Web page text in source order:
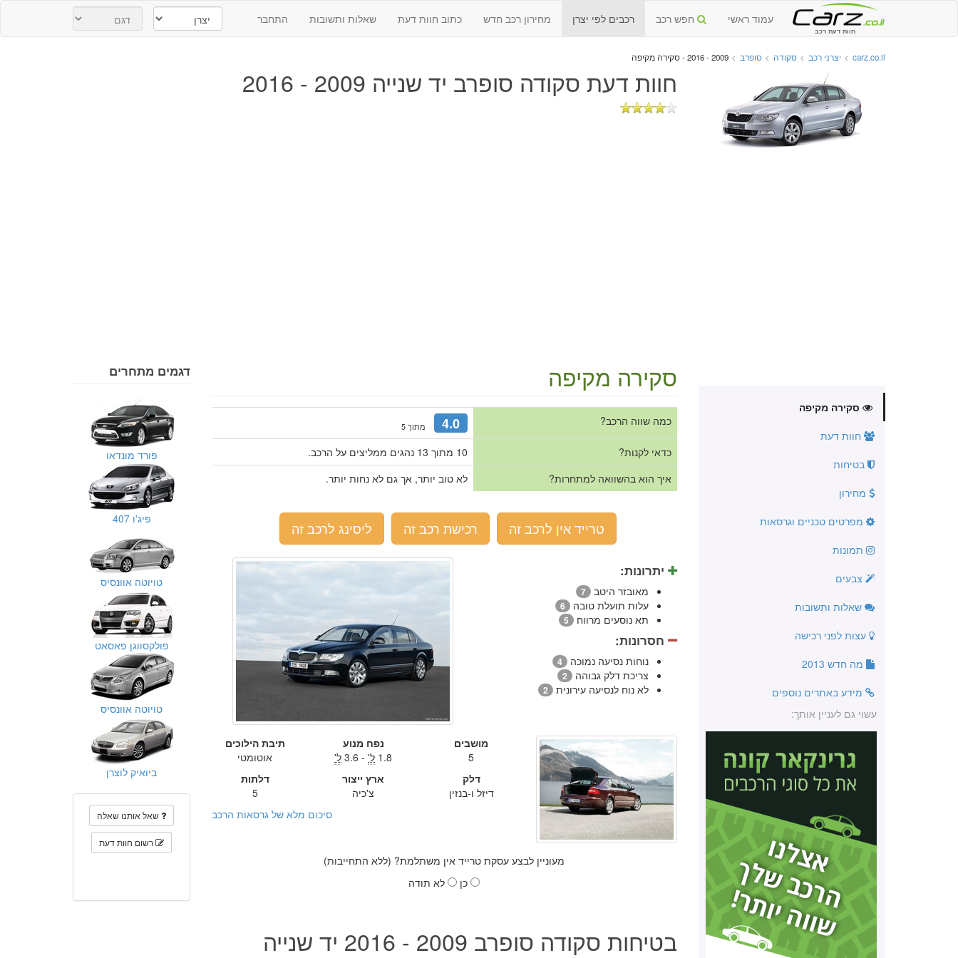
חוות דעת רכב
עמוד ראשי חפש רכב רכבים לפי יצרן מחירון רכב חדש כתוב חוות דעת שאלות ותשובות התחבר
carz.co.il
> יצרני רכב > סקודה > סופרב > 2009 - 2016 - סקירה מקיפה
חוות דעת סקודה סופרב יד שנייה 2009 - 2016
סקירה מקיפה
חוות דעת
בטיחות
מחירון
מפרטים טכניים וגרסאות
תמונות
צבעים
שאלות ותשובות
עצות לפני רכישה
מה חדש 2013
מידע באתרים נוספים
עשוי גם לעניין אותך:
סקירה מקיפה
כמה שווה הרכב? 4.0 מתוך 5
כדאי לקנות?
10 מתוך 13 נהגים ממליצים על הרכב.
איך הוא בהשוואה למתחרות?
לא טוב יותר, אך גם לא נחות יותר.
טרייד אין לרכב זה רכישת רכב זה ליסינג לרכב זה
יתרונות:
מאובזר היטב 7
עלות תועלת טובה 6
תא נוסעים מרווח 5
חסרונות:
נוחות נסיעה נמוכה 4
צריכת דלק גבוהה 2
לא נוח לנסיעה עירונית 2
מושבים
5
נפח מנוע
1.8 ל'- 3.6 ל'
תיבת הילוכים
אוטומטי
דלק
דיזל ו-בנזין
ארץ ייצור
צ'כיה
דלתות
5
סיכום מלא של גרסאות הרכב
מעוניין לבצע עסקת טרייד אין משתלמת? (ללא התחייבות)
כן
לא תודה
בטיחות סקודה סופרב 2009 - 2016 יד שנייה
דגמים מתחרים
פורד מונדאו
פיג'ו 407
טויוטה אוונסיס
פולקסווגן פאסאט
טויוטה אוונסיס
ביואיק לוצרן
שאל אותנו שאלה
רשום חוות דעת